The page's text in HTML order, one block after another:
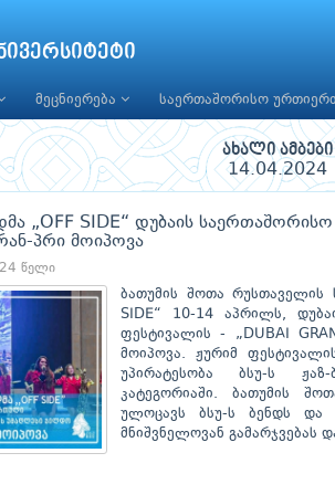
მეცნიერება საერთაშორისო
ახალი ამბები
14.04.2024
„OFF SIDE“ დუბაის
პრი მოიპოვა
წელი
ბათუმის შოთა რუსთაველის
SIDE“ 10-14 აპრილს,
ფესტივალის - „DUBAI
მოიპოვა. ჟურიმ
უპირატესობა ბსუ-ს ჟაზ-
კატეგორიაში. ბათუმის
ულოცავს ბსუ-ს ბენდს და
მნიშვნელოვან გამარჯვებას